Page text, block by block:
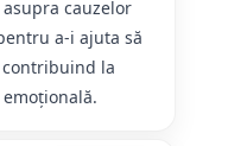
cauzelor
a-i ajuta să
la